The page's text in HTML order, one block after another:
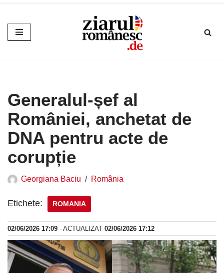
Sari
la
Generalul-șef al
României, anchetat de
DNA pentru acte de
corupție
Georgiana Baciu România
Etichete: ROMANIA
02/06/2026 17:09 - ACTUALIZAT 02/06/2026 17:12